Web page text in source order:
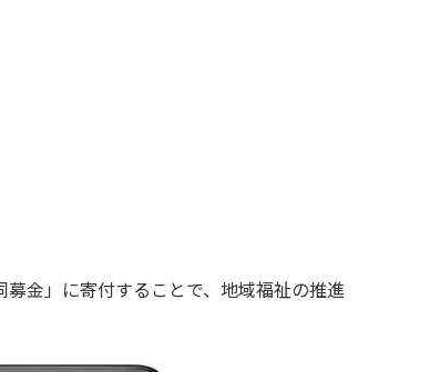
金」に寄付することで、地域福祉の推進